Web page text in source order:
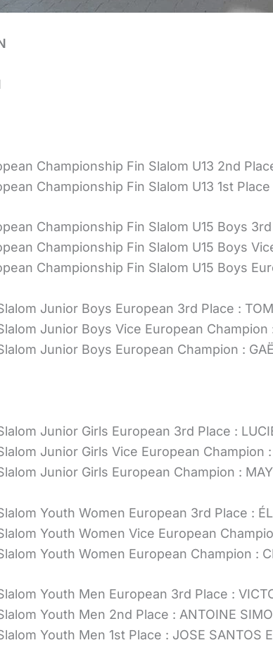
Championship Fin Slalom U13 2nd
Championship Fin Slalom U13 1st Place
Championship Fin Slalom U15 Boys
Championship Fin Slalom U15 Boys
Championship Fin Slalom U15 Boys
Junior Boys European 3rd Place :
Junior Boys Vice European Champion
Junior Boys European Champion :
Junior Girls European 3rd Place :
Junior Girls Vice European Champion :
Junior Girls European Champion :
Youth Women European 3rd Place :
Youth Women Vice European
Youth Women European Champion :
Youth Men European 3rd Place :
Youth Men 2nd Place : ANTOINE
Youth Men 1st Place : JOSE SANTOS